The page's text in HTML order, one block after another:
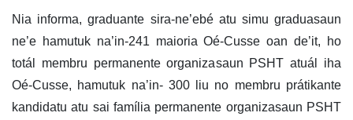
Nia informa, graduante sira-ne’ebé atu simu graduasaun
ne’e hamutuk na’in-241 maioria Oé-Cusse oan de’it, ho
totál membru permanente organizasaun PSHT atuál iha
Oé-Cusse, hamutuk na’in- 300 liu no membru prátikante
kandidatu atu sai família permanente organizasaun PSHT